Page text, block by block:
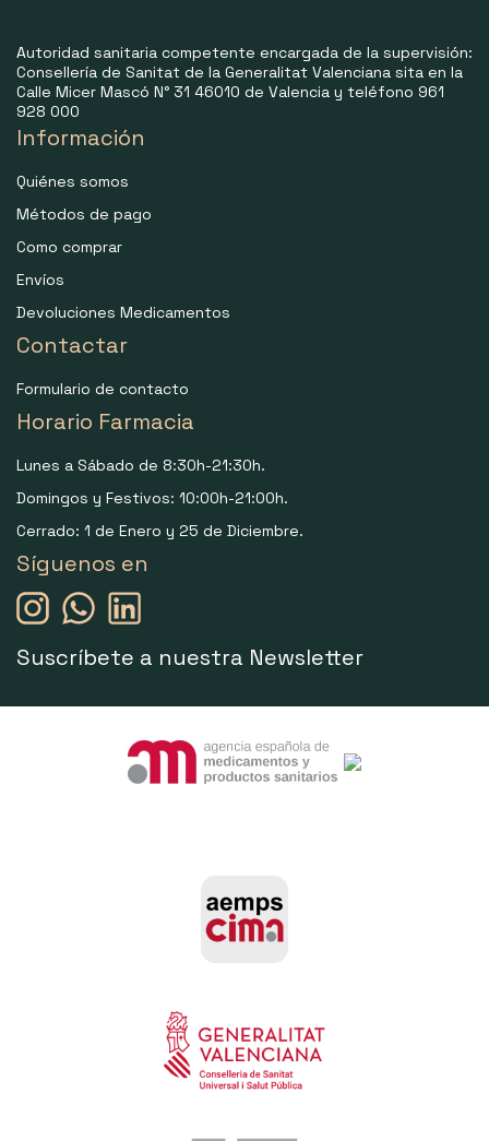
Autoridad sanitaria competente encargada de la supervisión:
Consellería de Sanitat de la Generalitat Valenciana sita en la
Calle Micer Mascó N° 31 46010 de Valencia y teléfono 961
928 000
Información
Quiénes somos
Métodos de pago
Como comprar
Envíos
Devoluciones Medicamentos
Contactar
Formulario de contacto
Horario Farmacia
Lunes a Sábado de 8:30h-21:30h.
Domingos y Festivos: 10:00h-21:00h.
Cerrado: 1 de Enero y 25 de Diciembre.
Síguenos en
Suscríbete a nuestra Newsletter